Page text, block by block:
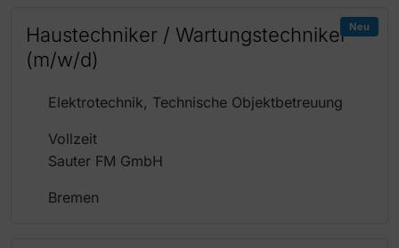
Neu
Haustechniker / Wartungstechniker
(m/w/d)
Elektrotechnik, Technische Objektbetreuung
Vollzeit
Sauter FM GmbH
Bremen